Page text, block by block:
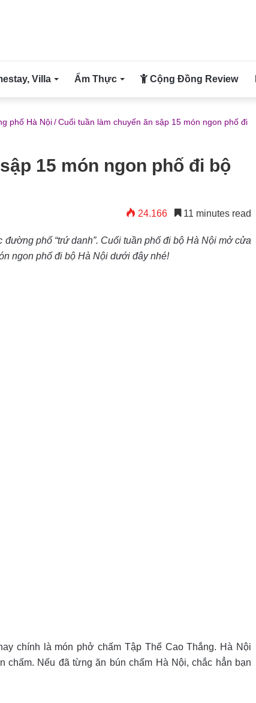
Villa Ẩm Thực Cộng Đồng Review
phố Hà Nội/Cuối tuần làm chuyến ăn sập 15 món ngon phố đi
15 món ngon phố đi bộ
24.166 11 minutes read
phố “trứ danh”. Cuối tuần phố đi bộ Hà Nội mở cửa
ngon phố đi bộ Hà Nội dưới đây nhé!
chính là món phở chấm Tập Thể Cao Thắng. Hà Nội
Nếu đã từng ăn bún chấm Hà Nội, chắc hẳn bạn